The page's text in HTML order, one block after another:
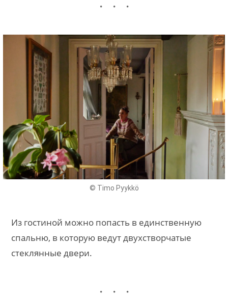
© Timo Pyykkö
Из гостиной можно попасть в единственную
спальню, в которую ведут двухстворчатые
стеклянные двери.